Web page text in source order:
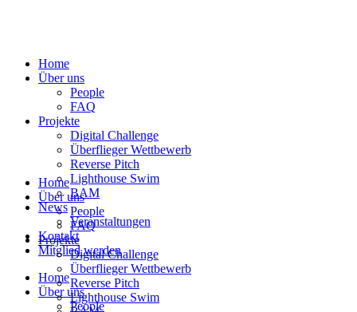
Home
Über uns
People
FAQ
Projekte
Digital Challenge
Überflieger Wettbewerb
Reverse Pitch
Lighthouse Swim
BAM
News
Veranstaltungen
Kontakt
Mitglied werden
Home
Über uns
People
Home
Über uns
People
FAQ
Projekte
Digital Challenge
Überflieger Wettbewerb
Reverse Pitch
Lighthouse Swim